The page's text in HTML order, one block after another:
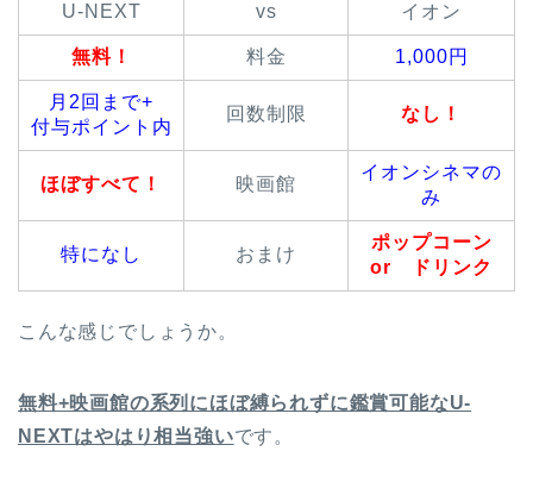
U-NEXT vs イオン
無料！ 料金 1,000円
月2回まで+
付与ポイント内
回数制限 なし！
ほぼすべて！ 映画館
イオンシネマの
み
特になし おまけ
ポップコーン
or ドリンク
こんな感じでしょうか。
無料+映画館の系列にほぼ縛られずに鑑賞可能なU-
NEXTはやはり相当強いです。